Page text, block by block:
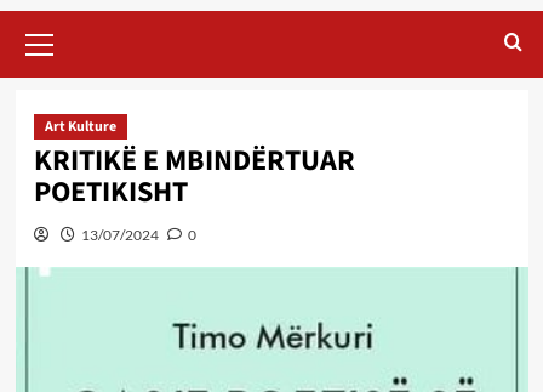
Menu
Art Kulture
KRITIKË E MBINDËRTUAR
POETIKISHT
13/07/2024 0